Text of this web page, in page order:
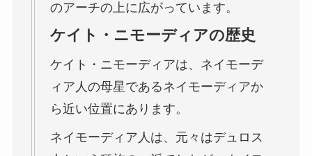
のアーチの上に広がっています。
ケイト・ニモーディアの歴史
ケイト・ニモーディアは、ネイモーデ
ィア人の母星であるネイモーディアか
ら近い位置にあります。
ネイモーディア人は、元々はデュロス